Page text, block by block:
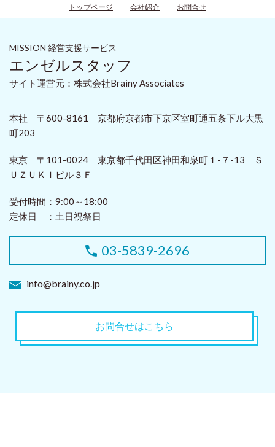
トップページ 会社紹介 お問合せ
MISSION 経営支援サービス
エンゼルスタッフ
サイト運営元：株式会社Brainy Associates
本社 〒600-8161 京都府京都市下京区室町通五条下ル大黒
町203
東京 〒101-0024 東京都千代田区神田和泉町１-７-13 Ｓ
ＵＺＵＫＩビル３Ｆ
受付時間：9:00～18:00
定休日 ：土日祝祭日
03-5839-2696
info@brainy.co.jp
お問合せはこちら